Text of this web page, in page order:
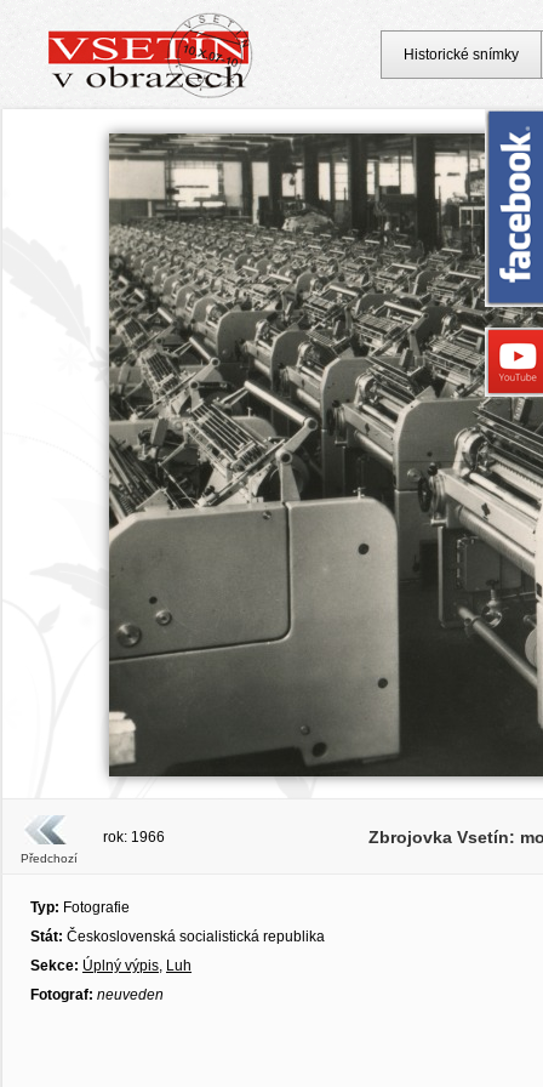
Předchozí
rok: 1966 Zbrojovka Vsetín:
Typ: Fotografie
Stát: Československá socialistická republika
Sekce: Úplný výpis, Luh
Fotograf: neuveden
Historické snímky